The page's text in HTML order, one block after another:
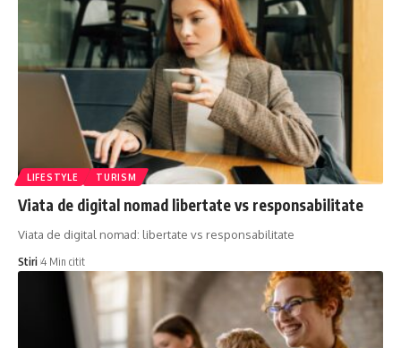
LIFESTYLE TURISM
Viata de digital nomad libertate vs responsabilitate
Viata de digital nomad: libertate vs responsabilitate
Stiri 4 Min citit